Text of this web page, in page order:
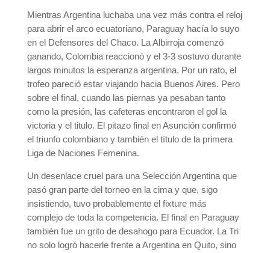
Mientras Argentina luchaba una vez más contra el reloj
para abrir el arco ecuatoriano, Paraguay hacía lo suyo
en el Defensores del Chaco. La Albirroja comenzó
ganando, Colombia reaccionó y el 3-3 sostuvo durante
largos minutos la esperanza argentina. Por un rato, el
trofeo pareció estar viajando hacia Buenos Aires. Pero
sobre el final, cuando las piernas ya pesaban tanto
como la presión, las cafeteras encontraron el gol la
victoria y el titulo. El pitazo final en Asunción confirmó
el triunfo colombiano y también el título de la primera
Liga de Naciones Femenina.
Un desenlace cruel para una Selección Argentina que
pasó gran parte del torneo en la cima y que, sigo
insistiendo, tuvo probablemente el fixture más
complejo de toda la competencia. El final en Paraguay
también fue un grito de desahogo para Ecuador. La Tri
no solo logró hacerle frente a Argentina en Quito, sino